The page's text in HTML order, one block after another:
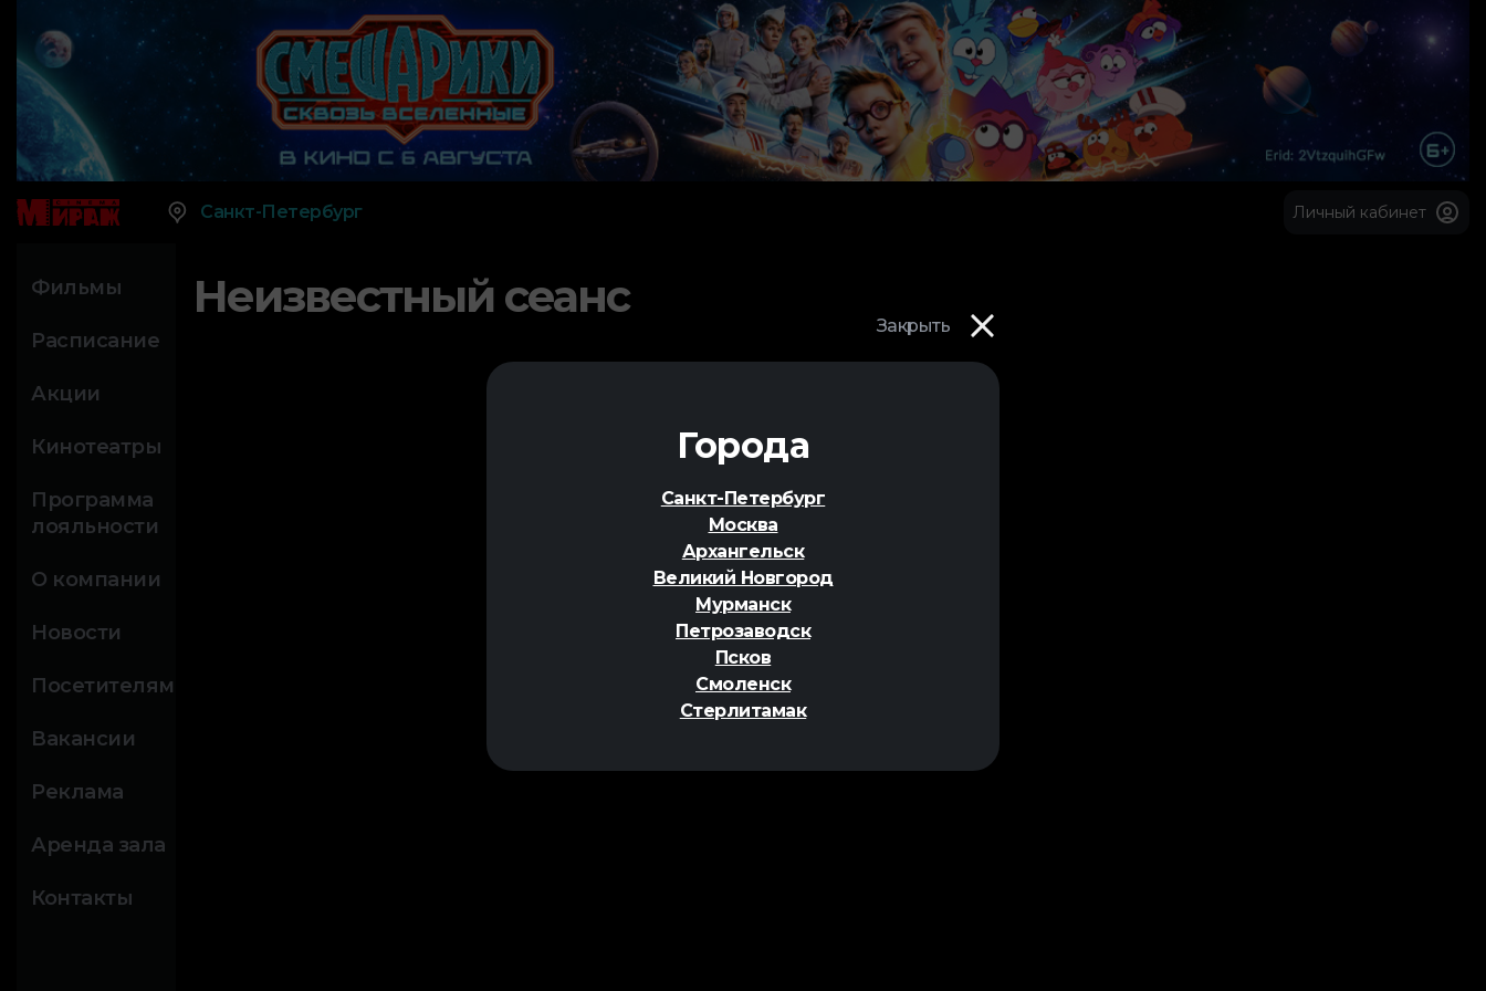
Закрыть
Города
Санкт-Петербург
Москва
Архангельск
Великий Новгород
Мурманск
Петрозаводск
Псков
Смоленск
Стерлитамак
Санкт-Петербург Личный кабинет
Фильмы
Расписание
Акции
Кинотеатры
Программа
лояльности
О компании
Новости
Посетителям
Вакансии
Реклама
Аренда зала
Контакты
Неизвестный сеанс